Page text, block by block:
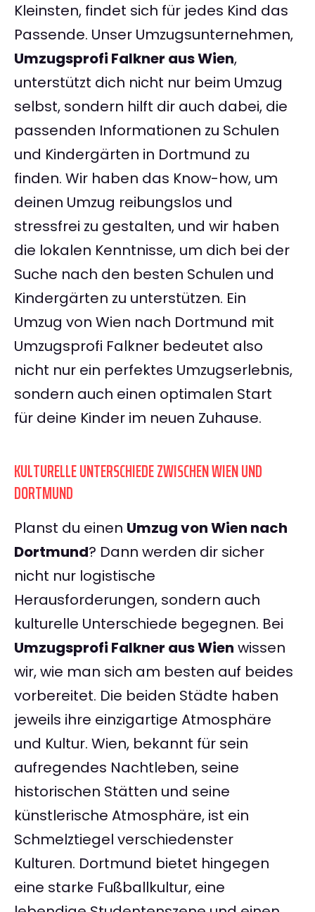
Kleinsten, findet sich für jedes Kind das
Passende. Unser Umzugsunternehmen,
Umzugsprofi Falkner aus Wien,
unterstützt dich nicht nur beim Umzug
selbst, sondern hilft dir auch dabei, die
passenden Informationen zu Schulen
und Kindergärten in Dortmund zu
finden. Wir haben das Know-how, um
deinen Umzug reibungslos und
stressfrei zu gestalten, und wir haben
die lokalen Kenntnisse, um dich bei der
Suche nach den besten Schulen und
Kindergärten zu unterstützen. Ein
Umzug von Wien nach Dortmund mit
Umzugsprofi Falkner bedeutet also
nicht nur ein perfektes Umzugserlebnis,
sondern auch einen optimalen Start
für deine Kinder im neuen Zuhause.
KULTURELLE UNTERSCHIEDE ZWISCHEN WIEN UND
DORTMUND
Planst du einen Umzug von Wien nach
Dortmund? Dann werden dir sicher
nicht nur logistische
Herausforderungen, sondern auch
kulturelle Unterschiede begegnen. Bei
Umzugsprofi Falkner aus Wien wissen
wir, wie man sich am besten auf beides
vorbereitet. Die beiden Städte haben
jeweils ihre einzigartige Atmosphäre
und Kultur. Wien, bekannt für sein
aufregendes Nachtleben, seine
historischen Stätten und seine
künstlerische Atmosphäre, ist ein
Schmelztiegel verschiedenster
Kulturen. Dortmund bietet hingegen
eine starke Fußballkultur, eine